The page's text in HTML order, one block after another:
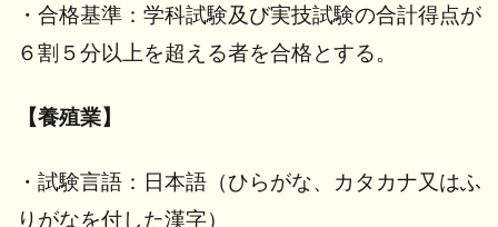
・合格基準：学科試験及び実技試験の合計得点が
６割５分以上を超える者を合格とする。
【養殖業】
・試験言語：日本語（ひらがな、カタカナ又はふ
りがなを付した漢字）